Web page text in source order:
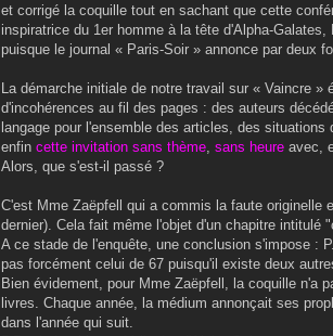
et corrigé la coquille tout en sachant que cette
inspiratrice du 1er homme à la tête d'Alpha-
puisque le journal « Paris-Soir » annonce par deux
La démarche initiale de notre travail sur « Vaincre
d'incohérences au fil des pages : des auteurs
langage pour l'ensemble des articles, des
enfin cette invitation sans thème sans heure avec,
Alors, que s'est-il passé ?
C'est Mme Zaëpfell qui a commis la faute originelle
dernier). Cela fait même l'objet d'un chapitre intitulé
A ce stade de l'enquête, une conclusion s'impose :
pas forcément celui de 67 puisqu'il existe deux
Bien évidement, pour Mme Zaëpfell, la coquille n'a
livres. Chaque année, la médium annonçait ses
dans l'année qui suit.